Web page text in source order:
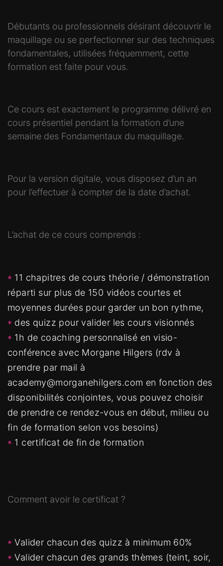
Débutants ou professionnels désirant découvrir le
maquillage ou se perfectionner sur des techniques
fondamentales, utilisées fréquemment, cette
formation est faite pour vous.
Ce cours est exactement le programme délivré en
cours présentiel pendant la formation d’une
semaine des Fondamentaux du maquillage.
Pour la version digitale, vous disposez d’un an
pour l’effectuer à compter de la date d’achat.
L’achat de ce cours comprends :
11 chapitres de cours théorie / démonstration
réparti sur plus de 150 vidéos courtes et
moyennes durées pour garder un bon rythme,
des quizz pour valider les cours visionnés
1h de coaching personnalisé en visio-
conférence avec Morgane Hilgers (rdv à
prendre par mail à
academy@morganehilgers.com en fonction des
disponibilités conjointes, vous pouvez choisir
de prendre ce rendez-vous en début, milieu ou
fin de formation selon vos besoins)
1 certificat de fin de formation
Comment avoir le certificat ?
Valider chacun des quizz à minimum 60%
Valider chacun des grands thèmes (teint, soir,